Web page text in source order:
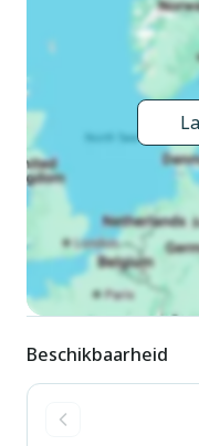
het meer, te midden
ha, verzorgde tuin
(10 x 5 m, 120 - 150
beschikbaarheid:
09:00-19:00).
wasmachine (voor
(onverharde weg).
supermarkt 3 km,
Bolsena" 12 km.
accommodaties
Beschikbaarheid